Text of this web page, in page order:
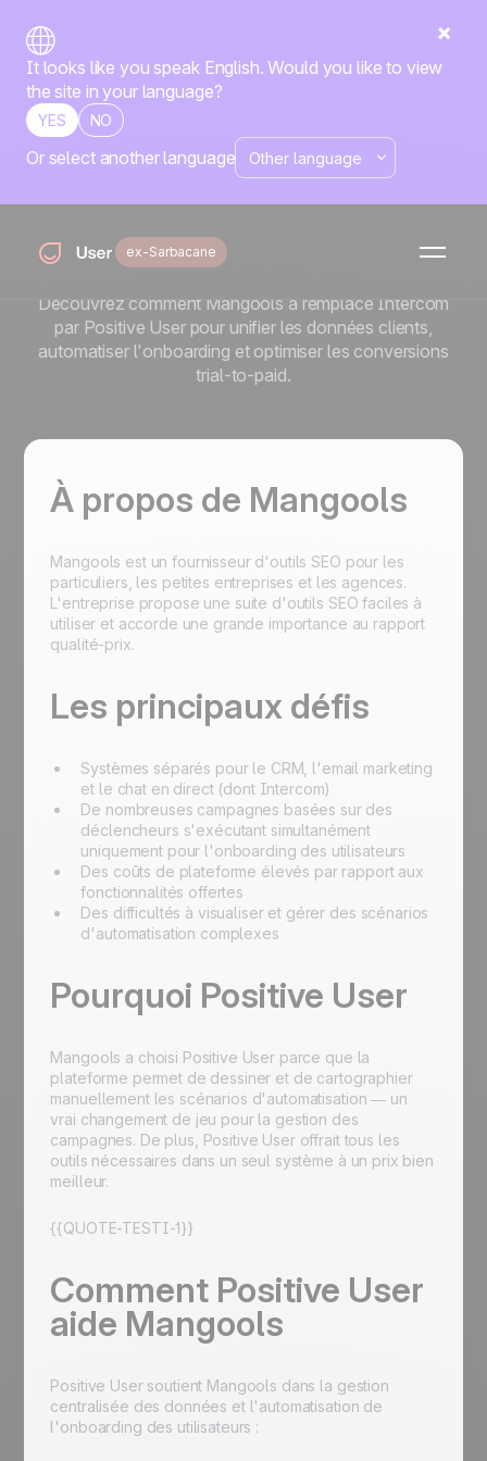
It looks like you speak English. Would you like to view
the site in your language?
YES NO
Or select another language
ex-Sarbacane
Comment Mangools utilise
des touchpoints
automatisés pour activer
ses clients
Découvrez comment Mangools a remplacé Intercom
par Positive User pour unifier les données clients,
automatiser l'onboarding et optimiser les conversions
trial-to-paid.
À propos de Mangools
Mangools est un fournisseur d'outils SEO pour les
particuliers, les petites entreprises et les agences.
L'entreprise propose une suite d'outils SEO faciles à
utiliser et accorde une grande importance au rapport
qualité-prix.
Les principaux défis
Systèmes séparés pour le CRM, l'email marketing
et le chat en direct (dont Intercom)
De nombreuses campagnes basées sur des
déclencheurs s'exécutant simultanément
uniquement pour l'onboarding des utilisateurs
Des coûts de plateforme élevés par rapport aux
fonctionnalités offertes
Des difficultés à visualiser et gérer des scénarios
d'automatisation complexes
Pourquoi Positive User
Mangools a choisi Positive User parce que la
plateforme permet de dessiner et de cartographier
manuellement les scénarios d'automatisation — un
vrai changement de jeu pour la gestion des
campagnes. De plus, Positive User offrait tous les
outils nécessaires dans un seul système à un prix bien
meilleur.
{{QUOTE-TESTI-1}}
Comment Positive User
aide Mangools
Positive User soutient Mangools dans la gestion
centralisée des données et l'automatisation de
l'onboarding des utilisateurs :